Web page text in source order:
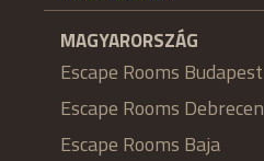
MAGYARORSZÁG
Escape Rooms Budapest
Escape Rooms Debrecen
Escape Rooms Baja